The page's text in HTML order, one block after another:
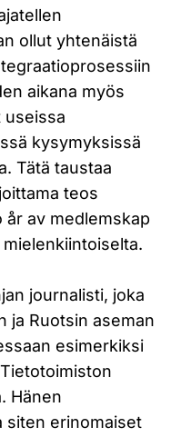
ollut yhtenäistä
aikana myös
useissa
kysymyksissä
Tätä taustaa
teos
år av medlemskap
journalisti, joka
ja Ruotsin aseman
esimerkiksi
Hänen
siten erinomaiset